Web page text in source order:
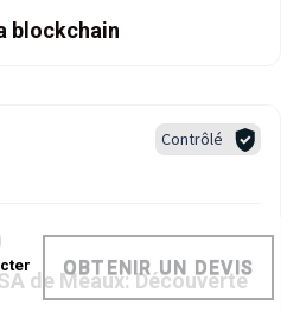
OBTENIR UN DEVIS
blockchain
Contrôlé
de Meaux: Découverte